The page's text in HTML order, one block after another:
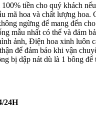
tiền cho quý khách
mã hoa và chất lượng hoa.
ngừng để mang đến
mẫu nhất có thể và đảm
ảnh, Điện hoa xinh luôn
để đảm bảo khi vận
bị dập nát dù là 1 bông
24H